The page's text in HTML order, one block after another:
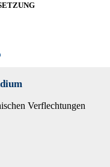
Verflechtungen